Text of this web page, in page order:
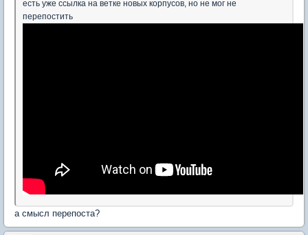
есть уже ссылка на ветке новых корпусов, но не мог не
перепостить
а смысл перепоста?